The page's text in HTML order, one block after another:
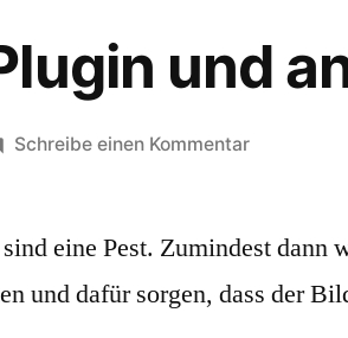
und
Schreibe einen Kommentarzu
und
eine Pest. Zumindest dann
und dafür sorgen, dass der